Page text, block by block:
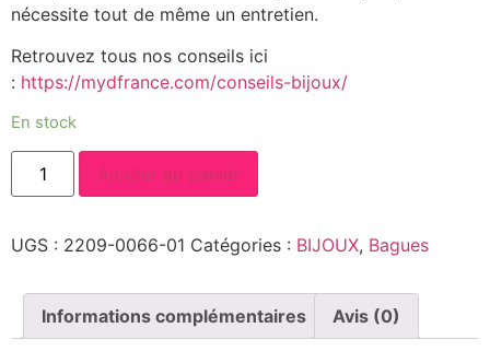
nécessite tout de même un entretien.
Retrouvez tous nos conseils ici
: https://mydfrance.com/conseils-bijoux/
En stock
quantité
BAGUE
REGLABLE
Ajouter au panier
UGS : 2209-0066-01 Catégories : BIJOUX, Bagues
Informations complémentaires Avis (0)